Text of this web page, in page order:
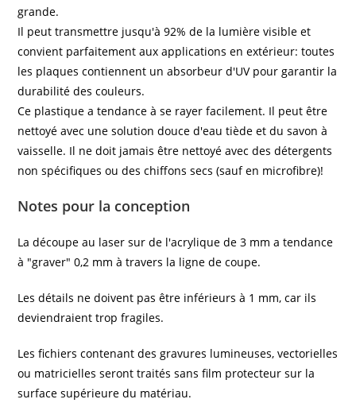
grande.
Il peut transmettre jusqu'à 92% de la lumière visible et
convient parfaitement aux applications en extérieur: toutes
les plaques contiennent un absorbeur d'UV pour garantir la
durabilité des couleurs.
Ce plastique a tendance à se rayer facilement. Il peut être
nettoyé avec une solution douce d'eau tiède et du savon à
vaisselle. Il ne doit jamais être nettoyé avec des détergents
non spécifiques ou des chiffons secs (sauf en microfibre)!
Notes pour la conception
La découpe au laser sur de l'acrylique de 3 mm a tendance
à "graver" 0,2 mm à travers la ligne de coupe.
Les détails ne doivent pas être inférieurs à 1 mm, car ils
deviendraient trop fragiles.
Les fichiers contenant des gravures lumineuses, vectorielles
ou matricielles seront traités sans film protecteur sur la
surface supérieure du matériau.